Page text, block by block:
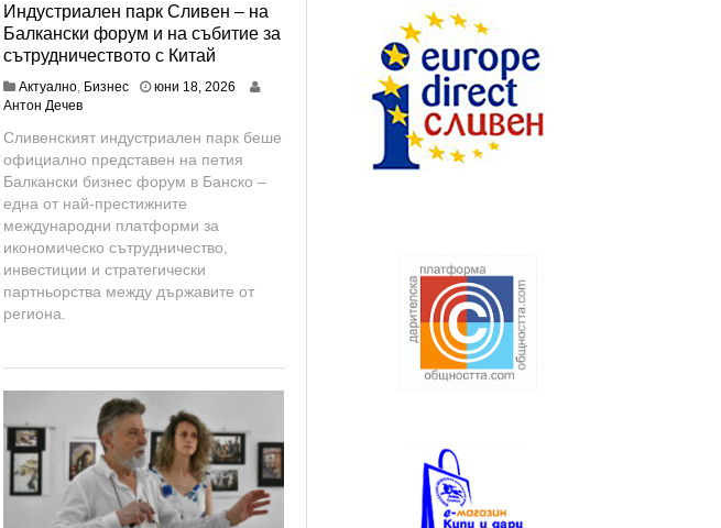
Индустриален парк Сливен – на
Балкански форум и на събитие за
сътрудничеството с Китай
Актуално, Бизнес
юни 18, 2026
Антон Дечев
Сливенският индустриален парк беше
официално представен на петия
Балкански бизнес форум в Банско –
една от най-престижните
международни платформи за
икономическо сътрудничество,
инвестиции и стратегически
партньорства между държавите от
региона.